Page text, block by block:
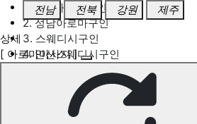
1. 일산마사지구인
2. 성남아로마구인
3. 스웨디시구인
4. 안산스웨디시구인
속초 아로마마사지 구직정보
전남
전북 강원 제주
상세
[ 아로마마사지 ]